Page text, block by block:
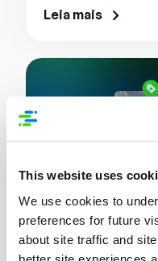
This website uses
We use cookies to
preferences for future
about site traffic and
Leia mais